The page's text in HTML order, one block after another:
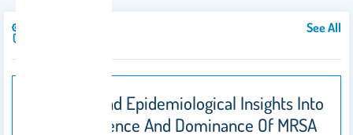
See All
Genomic And Epidemiological Insights Into
The Emergence And Dominance Of MRSA